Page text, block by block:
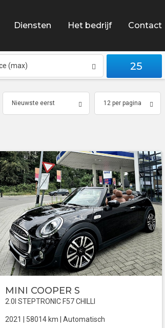
Diensten Het bedrijf Contact
(max) 25
Nieuwste eerst 12 per pagina
MINI COOPER S
2.0I STEPTRONIC F57 CHILLI
2021 | 58014 km | Automatisch